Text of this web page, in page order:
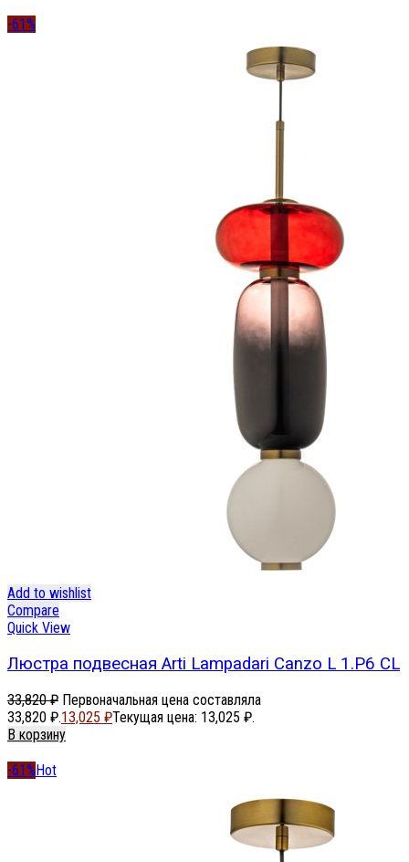
-61%
Add to wishlist
Compare
Quick View
Люстра подвесная Arti Lampadari Canzo L 1.P6 CL
33,820₽ Первоначальная цена составляла
33,820 ₽.13,025 ₽Текущая цена: 13,025 ₽.
В корзину
-61%Hot